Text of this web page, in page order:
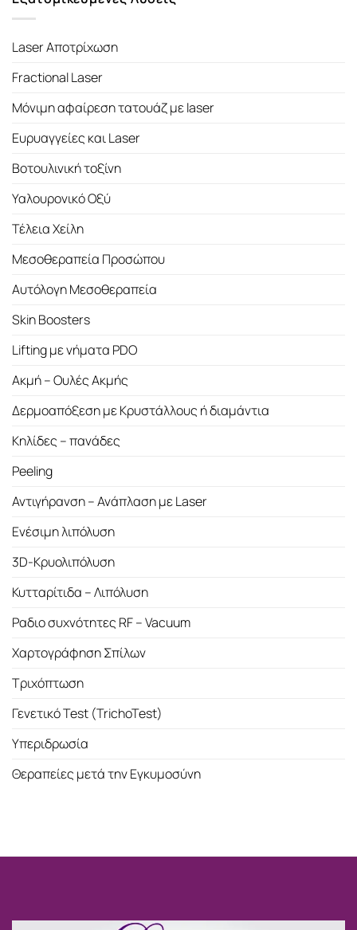
Laser Αποτρίχωση
Fractional Laser
Μόνιμη αφαίρεση τατουάζ με laser
Ευρυαγγείες και Laser
Βοτουλινική τοξίνη
Υαλουρονικό Οξύ
Τέλεια Χείλη
Μεσοθεραπεία Προσώπου
Αυτόλογη Μεσοθεραπεία
Skin Boosters
Lifting με νήματα PDO
Ακμή – Ουλές Ακμής
Δερμοαπόξεση με Κρυστάλλους ή διαμάντια
Κηλίδες – πανάδες
Peeling
Αντιγήρανση – Ανάπλαση με Laser
Ενέσιμη λιπόλυση
3D-Κρυολιπόλυση
Κυτταρίτιδα – Λιπόλυση
Ραδιο συχνότητες RF – Vacuum
Χαρτογράφηση Σπίλων
Τριχόπτωση
Γενετικό Test (TrichoTest)
Υπεριδρωσία
Θεραπείες μετά την Εγκυμοσύνη